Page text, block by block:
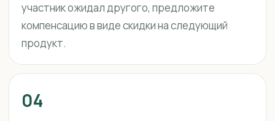
участник ожидал другого, предложите
компенсацию в виде скидки на следующий
продукт.
04